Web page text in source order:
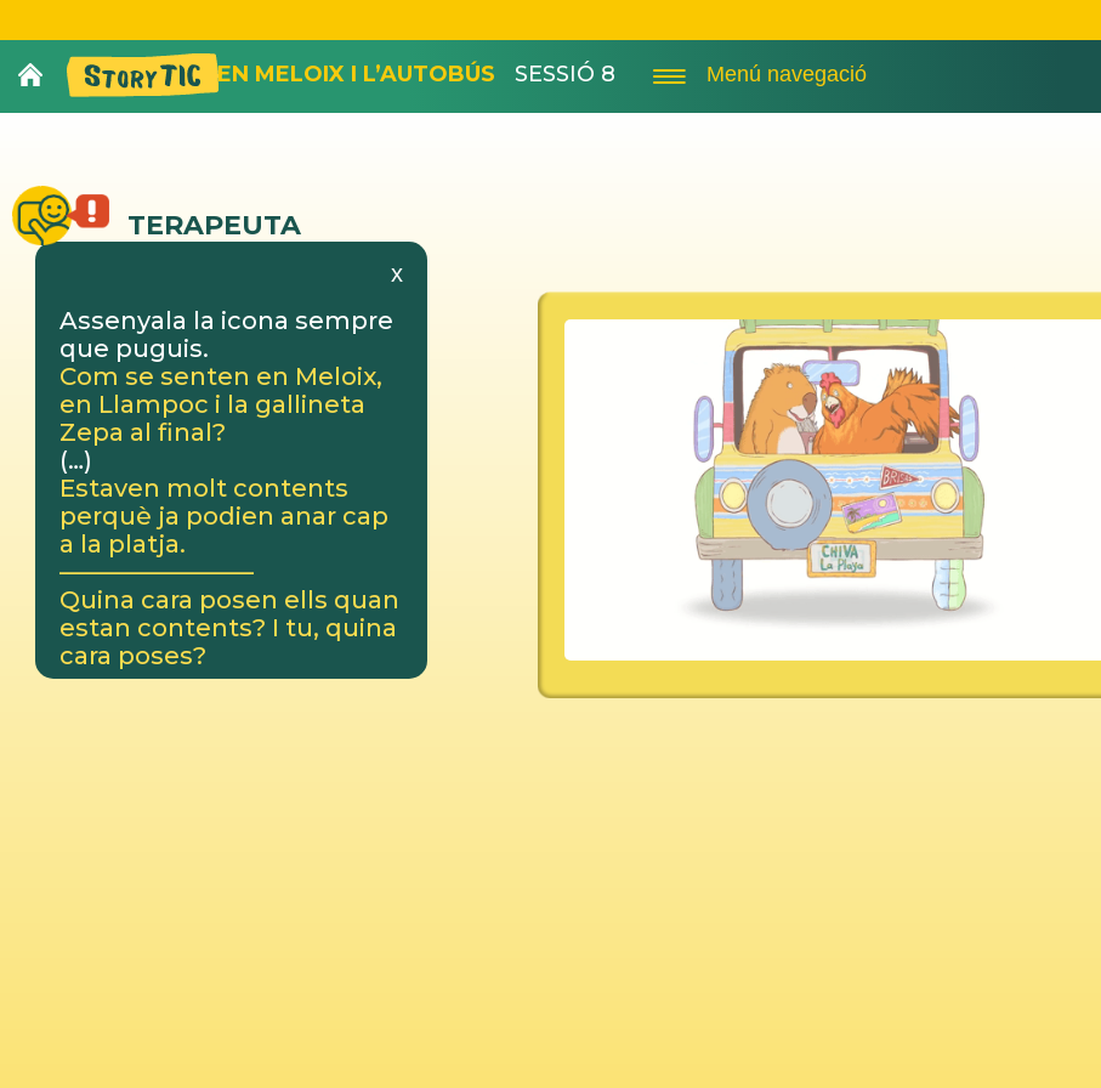
EN MELOIX I L’AUTOBÚS SESSIÓ 8 Menú navegació
TERAPEUTA
x
Assenyala la icona sempre
que puguis.
Com se senten en Meloix,
en Llampoc i la gallineta
Zepa al final?
(…)
Estaven molt contents
perquè ja podien anar cap
a la platja.
————————
Quina cara posen ells quan
estan contents? I tu, quina
cara poses?